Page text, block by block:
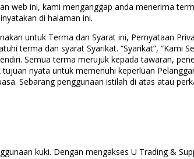
web ini, kami menganggap anda menerima
di halaman ini.
untuk Terma dan Syarat ini, Pernyataan
terma dan syarat Syarikat. “Syarikat”, “Kami
Semua terma merujuk kepada tawaran,
nyata untuk memenuhi keperluan
Sebarang penggunaan istilah di atas atau
kuki. Dengan mengakses U Trading &